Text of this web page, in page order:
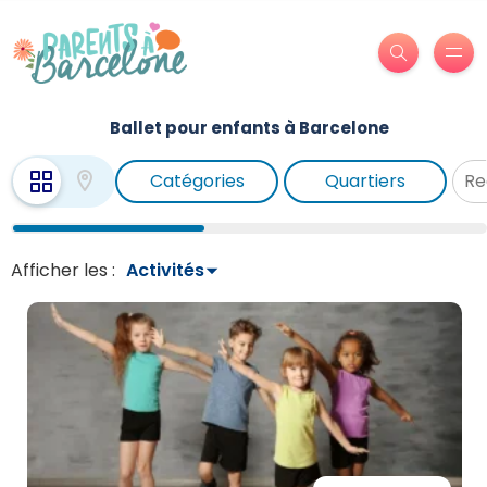
Ballet pour enfants à Barcelone
Catégories Quartiers
Afficher les :